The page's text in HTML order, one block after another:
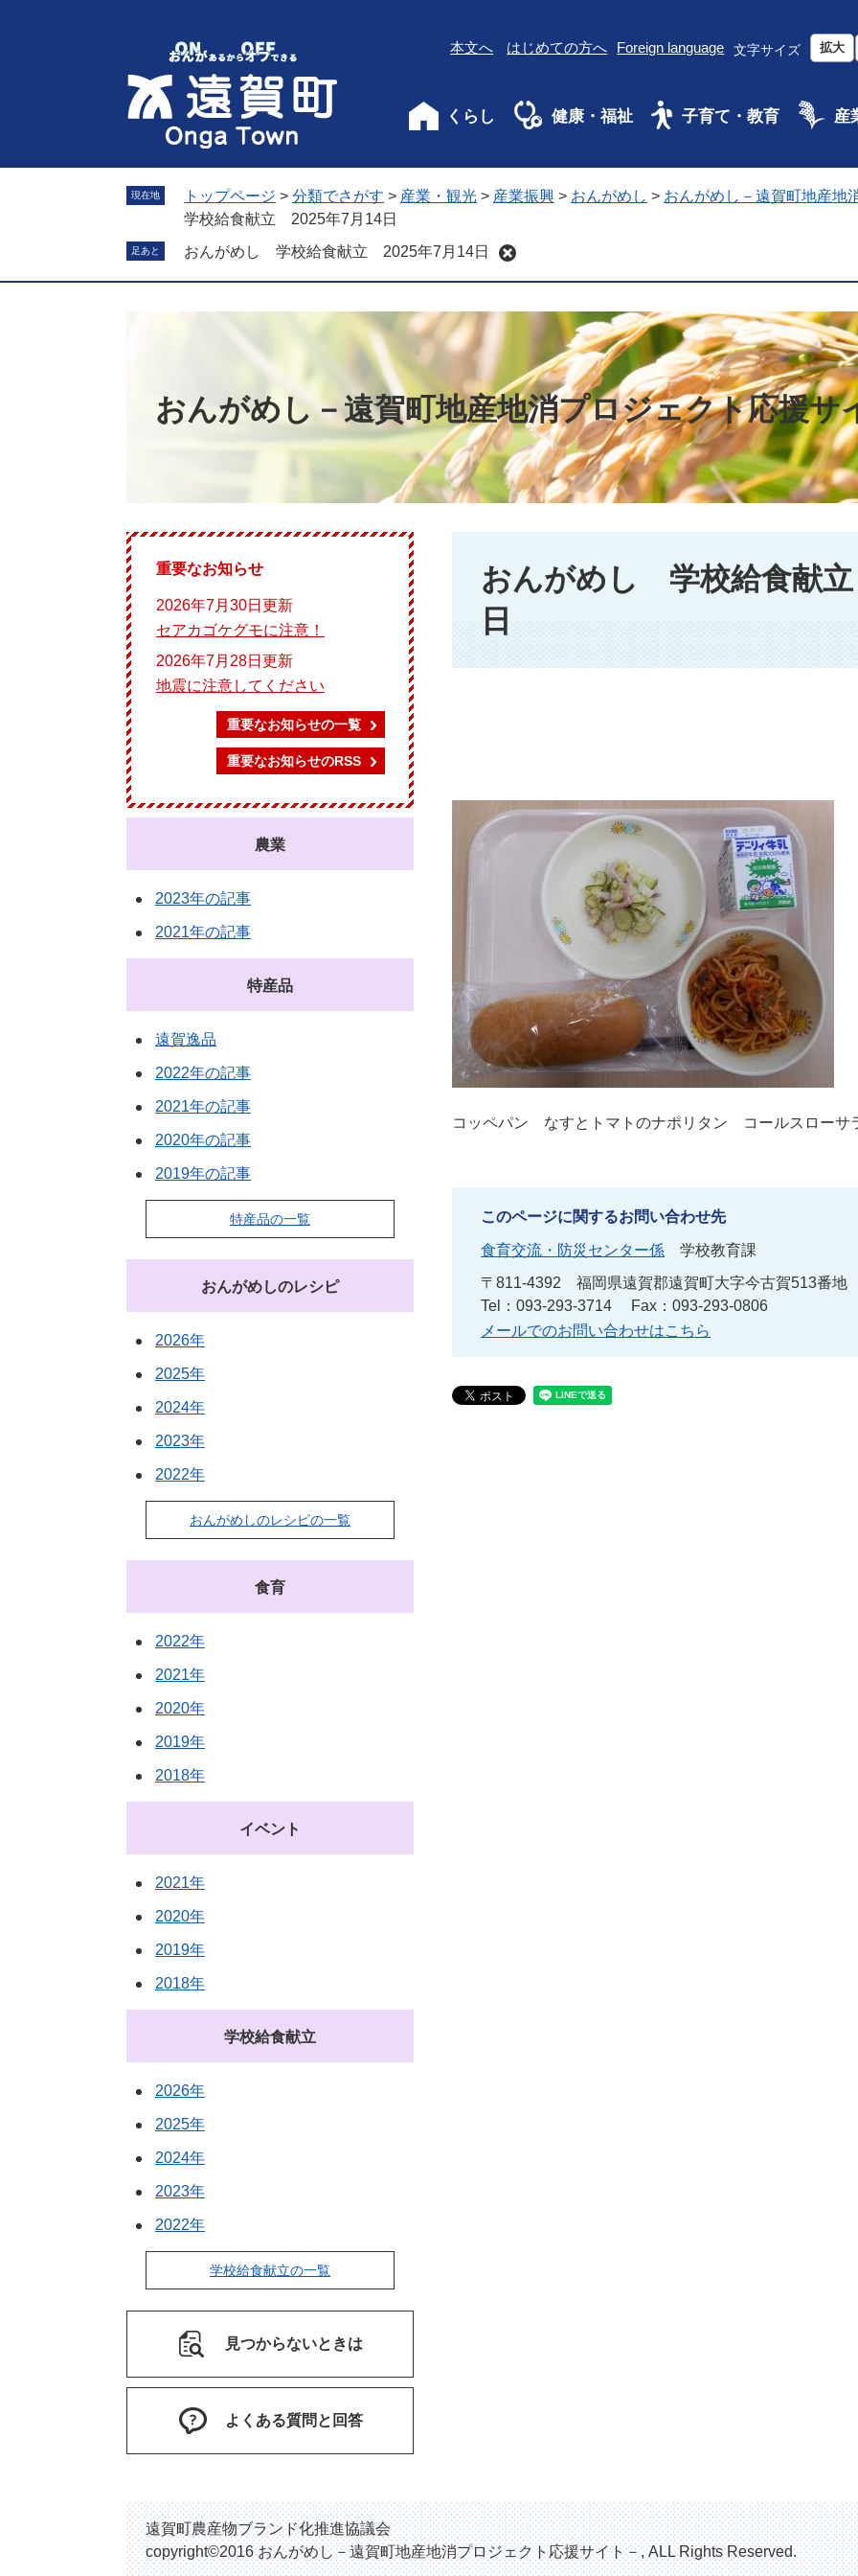
す
し
本文へ はじめての方へ Foreign language 文字サイズ 拡大
くらし 健康・福祉 子育て・教育 産
現在地 トップページ > 分類でさがす > 産業・観光 > 産業振興 > おんがめし > おんがめし－遠賀町地産地
学校給食献立 2025年7月14日
足あと おんがめし 学校給食献立 2025年7月14日
おんがめし－遠賀町地産地消プロジェクト応援サ
おんがめし 学校給食献
日
コッペパン なすとトマトのナポリタン コールスロー
このページに関するお問い合わせ先
食育交流・防災センター係
学校教育課
〒811-4392
福岡県遠賀郡遠賀町大字今古賀513番地
Tel：093-293-3714
Fax：093-293-0806
メールでのお問い合わせはこちら
重要なお知らせ
2026年7月30日更新
セアカゴケグモに注意！
2026年7月28日更新
地震に注意してください
重要なお知らせの一覧
重要なお知らせのRSS
農業
2023年の記事
2021年の記事
特産品
遠賀逸品
2022年の記事
2021年の記事
2020年の記事
2019年の記事
特産品の一覧
おんがめしのレシピ
2026年
2025年
2024年
2023年
2022年
おんがめしのレシピの一覧
食育
2022年
2021年
2020年
2019年
2018年
イベント
2021年
2020年
2019年
2018年
学校給食献立
2026年
2025年
2024年
2023年
2022年
学校給食献立の一覧
見つからないときは
よくある質問と回答
遠賀町農産物ブランド化推進協議会
copyright©2016 おんがめし－遠賀町地産地消プロジェクト応援サイト－, ALL Rights Reserved.